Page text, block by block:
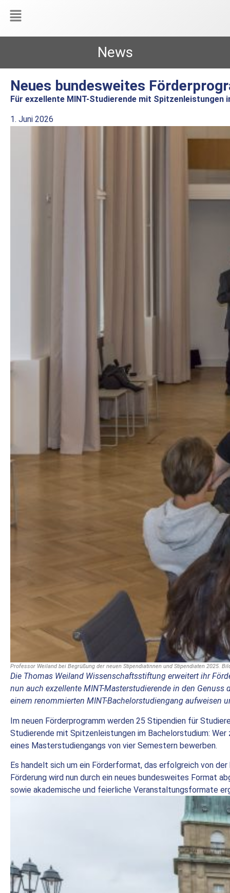
News
Neues bundesweites
Für exzellente MINT-Studierende mit
1. Juni 2026
Professor Weiland bei Begrüßung der neuen Stipendiatinnen und Stipendiaten 2025.
Die Thomas Weiland Wissenschaftsstiftung erweitert ihr
nun auch exzellente MINT-Masterstudierende in den
einem renommierten MINT-Bachelorstudiengang
Im neuen Förderprogramm werden 25 Stipendien für
Studierende mit Spitzenleistungen im Bachelorstudium:
eines Masterstudiengangs von vier Semestern bewerben.
Es handelt sich um ein Förderformat, das erfolgreich von
Förderung wird nun durch ein neues bundesweites Format
sowie akademische und feierliche Veranstaltungsformate